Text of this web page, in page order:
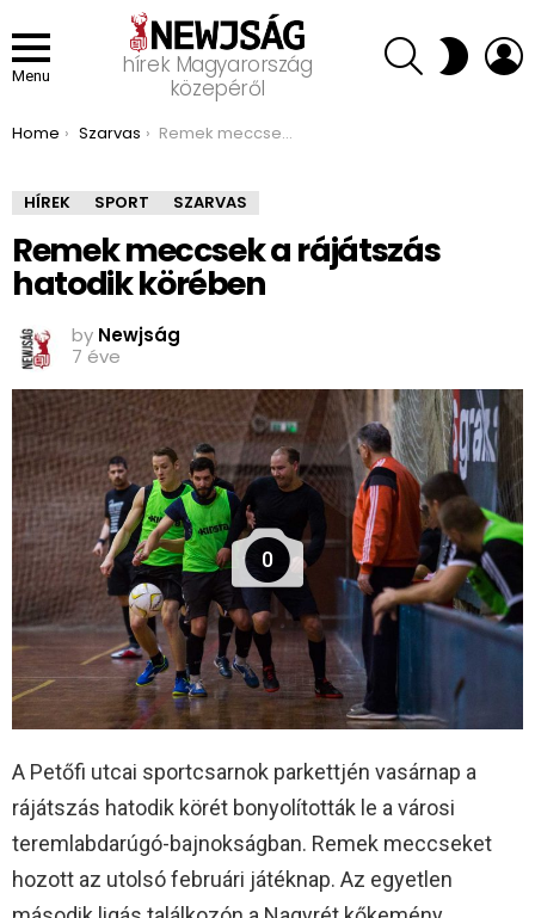
Menu
hírek Magyarország
közepéről
SEARCH SWITCH
SKIN
You are here:
Home Szarvas Remek meccsek a rájátszás hatodik körében
HÍREK SPORT SZARVAS
Remek meccsek a rájátszás
hatodik körében
by Newjság
7 éve
0
A Petőfi utcai sportcsarnok parkettjén vasárnap a
rájátszás hatodik körét bonyolították le a városi
teremlabdarúgó-bajnokságban. Remek meccseket
hozott az utolsó februári játéknap. Az egyetlen